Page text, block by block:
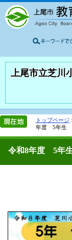
上尾市立芝川
トップページ
年度 5年生
令和8年度 5年